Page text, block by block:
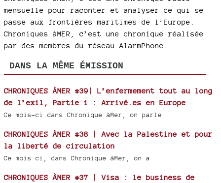
mensuelle pour raconter et analyser ce qui se
passe aux frontières maritimes de l’Europe.
Chroniques àMER, c’est une chronique réalisée
par des membres du réseau AlarmPhone.
DANS LA MÊME ÉMISSION
CHRONIQUES ÀMER #39| L’enfermement tout au long
de l’exil, Partie 1 : Arrivé.es en Europe
Ce mois-ci dans Chronique àMer, on parle
CHRONIQUES ÀMER #38 | Avec la Palestine et pour
la liberté de circulation
Ce mois ci, dans Chronique àMer, on a
CHRONIQUES ÀMER #37 | Visa : le business de